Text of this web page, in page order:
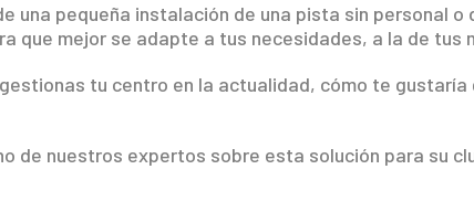
una pequeña instalación de una pista sin personal
que mejor se adapte a tus necesidades, a la de tus
tu centro en la actualidad, cómo te
de nuestros expertos sobre esta solución para su